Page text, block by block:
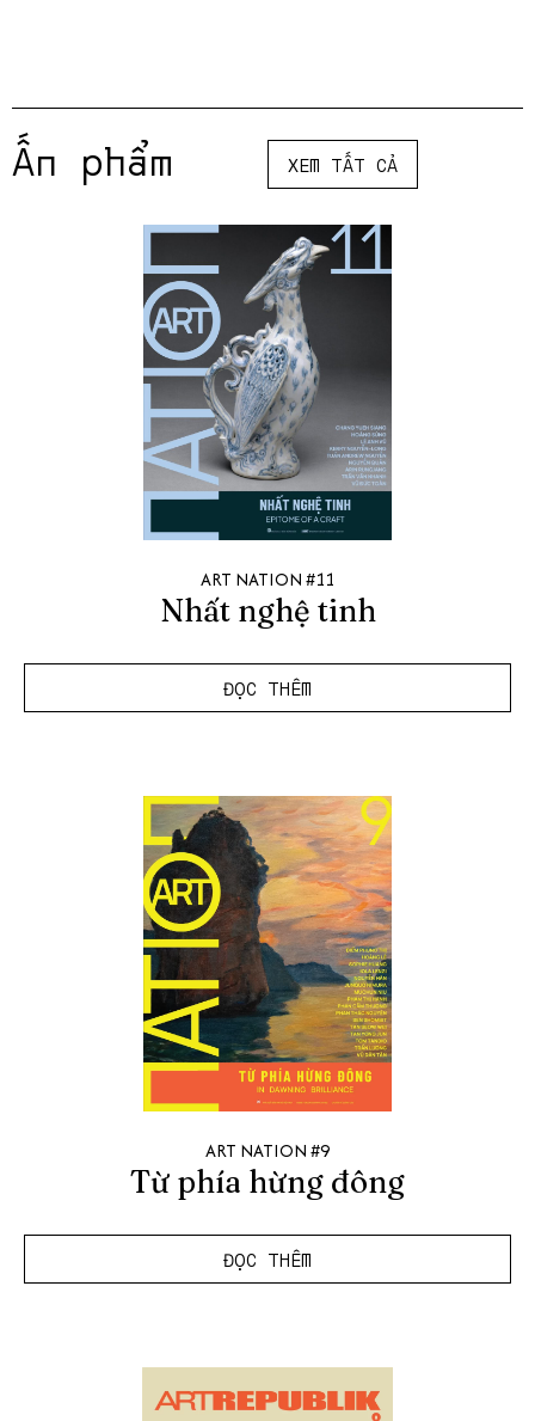
Ấn phẩm XEM TẤT CẢ
ART NATION #11
Nhất nghệ tinh
ĐỌC THÊM
ART NATION #9
Từ phía hừng đông
ĐỌC THÊM